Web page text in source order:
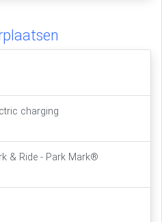
charging
& Ride - Park Mark®